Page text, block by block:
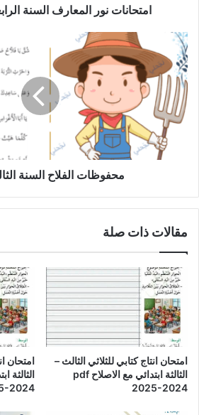
امتحانات نور المعارف السنة
محفوظات
الفلاح
السنة
الثالثة
ابتدائي
محفوظات الفلاح السنة
مقالات ذات صلة
امتحان انتاج كتابي للثلاثي الثالث –
الثالثة ابتدائي مع الاصلاح pdf
2025-2024
امتحان
2024